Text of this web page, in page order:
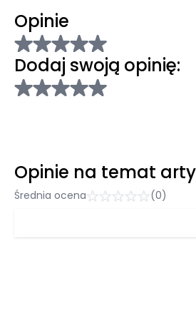
Opinie
Dodaj swoją opinię:
Opinie na temat
Średnia ocena (0)